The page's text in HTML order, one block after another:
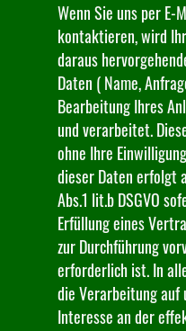
Wenn Sie uns per E-
kontaktieren, wird
daraus
Daten ( Name,
Bearbeitung Ihres
und verarbeitet.
ohne Ihre
dieser Daten erfolgt
Abs.1 lit.b DSGVO
Erfüllung eines
zur Durchführung
erforderlich ist. In
die Verarbeitung auf
Interesse an der